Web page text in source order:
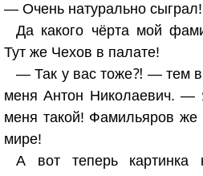
— Очень натурально сыграл!
Да какого чёрта мой
Тут же Чехов в палате!
— Так у вас тоже⁈ — тем
меня Антон Николаевич. —
меня такой! Фамильяров же
мире!
А вот теперь картинка